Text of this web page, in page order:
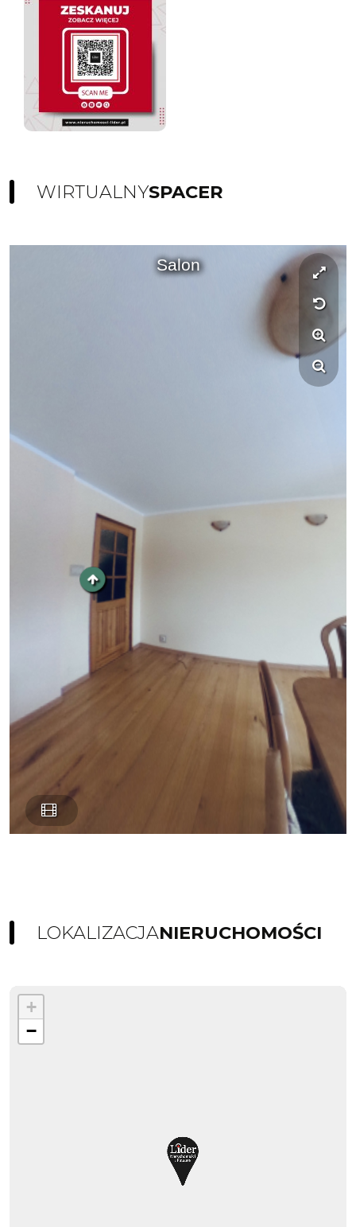
WIRTUALNYSPACER
LOKALIZACJANIERUCHOMOŚCI
+
−